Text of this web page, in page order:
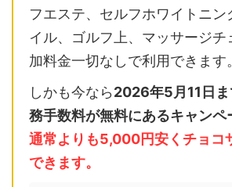
フエステ、セルフホワイトニン
イル、ゴルフ上、マッサージチ
加料金一切なしで利用できます。
しかも今なら2026年5月11日
務手数料が無料にあるキャンペ
通常よりも5,000円安くチョコ
できます。